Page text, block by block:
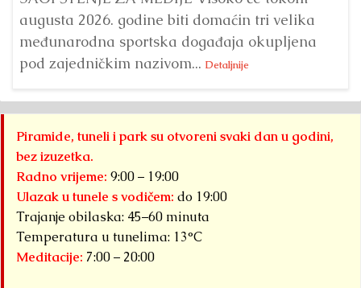
augusta 2026. godine biti domaćin tri velika
međunarodna sportska događaja okupljena
pod zajedničkim nazivom... Detaljnije
Piramide, tuneli i park su otvoreni svaki dan u godini,
bez izuzetka.
Radno vrijeme: 9:00 – 19:00
Ulazak u tunele s vodičem: do 19:00
Trajanje obilaska: 45–60 minuta
Temperatura u tunelima: 13°C
Meditacije: 7:00 – 20:00